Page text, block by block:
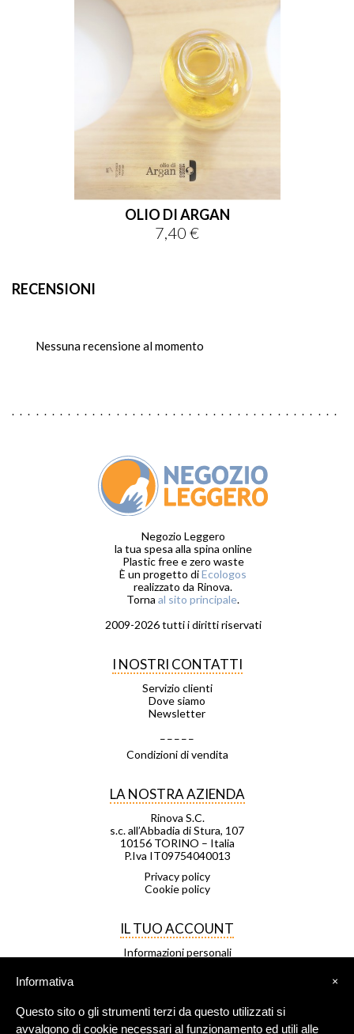
OLIO DI ARGAN
Prezzo
7,40 €
RECENSIONI
Nessuna recensione al momento
Negozio Leggero
la tua spesa alla spina online
Plastic free e zero waste
È un progetto diEcologos
realizzato da Rinova.
Torna al sito principale.
2009-2026 tutti i diritti riservati
I NOSTRI CONTATTI
Servizio clienti
Dove siamo
Newsletter
Condizioni di vendita
LA NOSTRA AZIENDA
Rinova S.C.
s.c. all’Abbadia di Stura, 107
10156 TORINO – Italia
P.Iva IT09754040013
Privacy policy
Cookie policy
IL TUO ACCOUNT
Informazioni personali
Le mie liste di desideri
I miei avvisi
×
Informativa
Questo sito o gli strumenti terzi da questo utilizzati si
avvalgono di cookie necessari al funzionamento ed utili alle